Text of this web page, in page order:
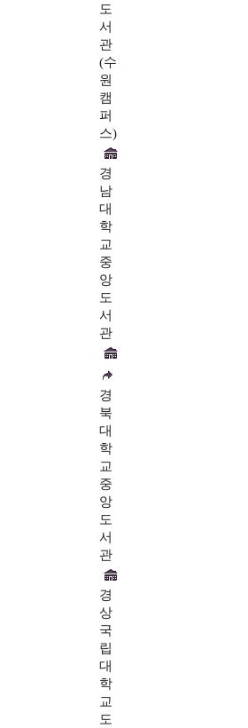
도
서
관
(수
원
캠
퍼
스)
경
남
대
학
교
중
앙
도
서
관
경
북
대
학
교
중
앙
도
서
관
경
상
국
립
대
학
교
도